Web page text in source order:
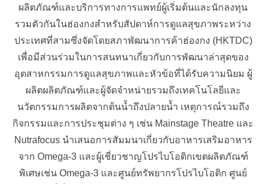
ผลิตภัณฑ์และบริการทางการแพทย์ผู้เริ่มต้นและนักลงทุน
รวมตัวกันในฮ่องกงสำหรับสัปดาห์การดูแลสุขภาพระหว่าง
ประเทศที่สามซึ่งจัดโดยสภาพัฒนาการค้าฮ่องกง (HKTDC)
เพื่อมีส่วนร่วมในการสนทนาเกี่ยวกับการพัฒนาล่าสุดของ
อุตสาหกรรมการดูแลสุขภาพและหัวข้อที่ได้รับความนิยม ผู้
ผลิตผลิตภัณฑ์และผู้จัดจำหน่ายรวมถึงเทคโนโลยีและ
นวัตกรรมการผลิตจากต้นน้ำถึงปลายน้ำ เหตุการณ์รวมถึง
กิจกรรมและการประชุมต่าง ๆ เช่น Mainstage Theatre และ
Nutrafocus นำเสนอการสัมมนาเกี่ยวกับอาหารเสริมอาหาร
จาก Omega-3 และผู้เชี่ยวชาญโปรไบโอติกเขตผลิตภัณฑ์
พิเศษเช่น Omega-3 และศูนย์ทรัพยากรโปรไบโอติก ศูนย์